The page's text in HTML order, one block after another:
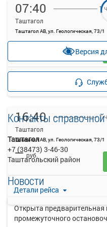
07:40
Таштагол
Таштагол АВ, ул. Геологическая, 73/1
1
—
16:40
Таштагол
Таштагол АВ, ул. Геологическая, 73/1
1
Детали рейса
— руб.
Версия
Контакты справочной
Таштагол
+7 (38473) 3-46-30
Таштагольский район
Новости
Открыта
промежуточного